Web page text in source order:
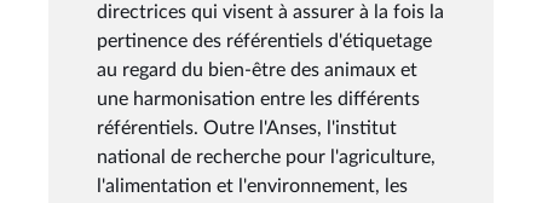
directrices qui visent à assurer à la fois la
pertinence des référentiels d'étiquetage
au regard du bien-être des animaux et
une harmonisation entre les différents
référentiels. Outre l'Anses, l'institut
national de recherche pour l'agriculture,
l'alimentation et l'environnement, les